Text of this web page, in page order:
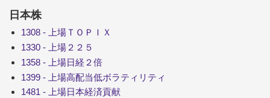
日本株
1308 - 上場ＴＯＰＩＸ
1330 - 上場２２５
1358 - 上場日経２倍
1399 - 上場高配当低ボラティリティ
1481 - 上場日本経済貢献